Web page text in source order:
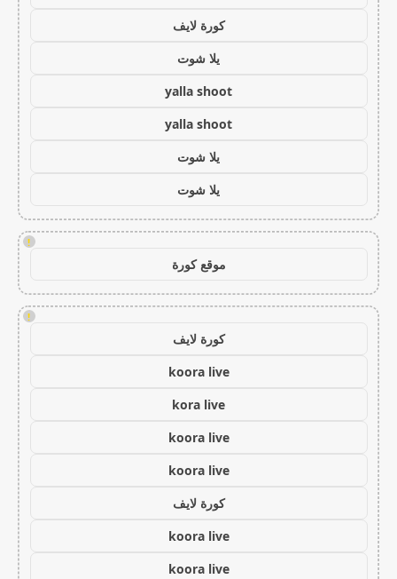
كورة لايف
يلا شوت
yalla shoot
yalla shoot
يلا شوت
يلا شوت
!
موقع كورة
!
كورة لايف
koora live
kora live
koora live
koora live
كورة لايف
koora live
koora live